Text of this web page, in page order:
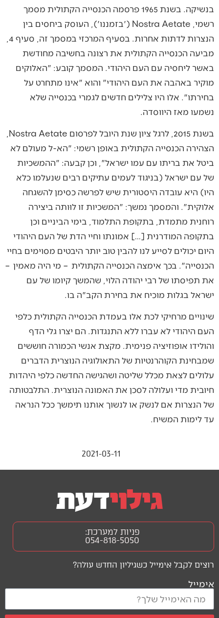
בנשיקה. בשנת 1965 פרסמה הכנסייה הקתולית מסמך
רשמי, Nostra Aetate ('בזמננו'), העוסק ביחסים בין
מביעה הכנסייה הקתולית את רצונה בחשיבה מחודשת
באשר ליחסיה עם העם היהודי. המסמך קובע: "האלוקים
מוקיר באהבה את העם היהודי" והוא "אינו מתחרט על
בחירתו". אלו היו צלילים חדשים לגמרי בכנסייה שלא
נשמעו מאז היווסדה.
הצהירה הכנסייה הקתולית באופן רשמי: "הא-ל מעולם לא
ביטל את בריתו עם עמו ישראל", וכן קבעה: "ההמשכיות
של עם ישראל (בניגוד לעמים עתיקים רבים שנעלמו כלא
היו) היא עובדה היסטורית שיש לפרשה כסימן להשגחה
אלוקית". והמסמך נמשך: "המשכיות זו לוּותה ביצירה
רוחנית מתמדת, בתקופת התלמוד, בימי הביניים וכן
בתקופה המודרנית […] אמונתו וחיי הדת של העם היהודי
היום יכולים לסייע לנו להבין טוב יותר היבטים מסוימים בחיי
הכנסייה". בכך אימצה הכנסייה הקתולית – מי היה מאמין –
את תפיסתו של רבי יהודה הלוי, שהמשך קיומו של עם
ישראל בגלות מוכיח את בחירת הקב"ה בו.
שינויים מרחיקי לכת אלו בעמדת הכנסייה הקתולית כלפי
העם היהודי לא עברו ללא התנגדות. הם יצרו גלי הדף
והולידו אופוזיציה פנימית. מקצת אנשי הכמורה חוששים
שמבחינת הקוהרנטיות של התאולוגיה הנוצרית הדברים
עלולים לצאת מכלל שליטה ושהגישה החדשה כלפי היהדות
חיובית מדי ועלולה לסכן את האמונה הנוצרית. התלבטותה
של הנצרות אם לנשק או לנשוך אותנו תימשך ככל הנראה
עד לימות המשיח.
2021-03-11
רוצים לקבל אימייל כשגיליון החדש עולה?
אימייל
פניות למערכת:
054-818-5050